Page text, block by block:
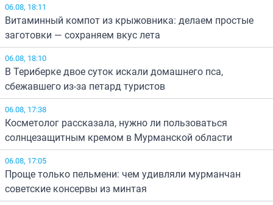
06.08, 18:11
Витаминный компот из крыжовника: делаем простые
заготовки — сохраняем вкус лета
06.08, 18:10
В Териберке двое суток искали домашнего пса,
сбежавшего из-за петард туристов
06.08, 17:38
Косметолог рассказала, нужно ли пользоваться
солнцезащитным кремом в Мурманской области
06.08, 17:05
Проще только пельмени: чем удивляли мурманчан
советские консервы из минтая